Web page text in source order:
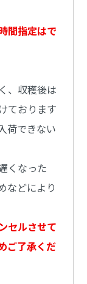
間指定はで
、収穫後は
ております
荷できない
くなった
などにより
セルさせて
ご了承くだ